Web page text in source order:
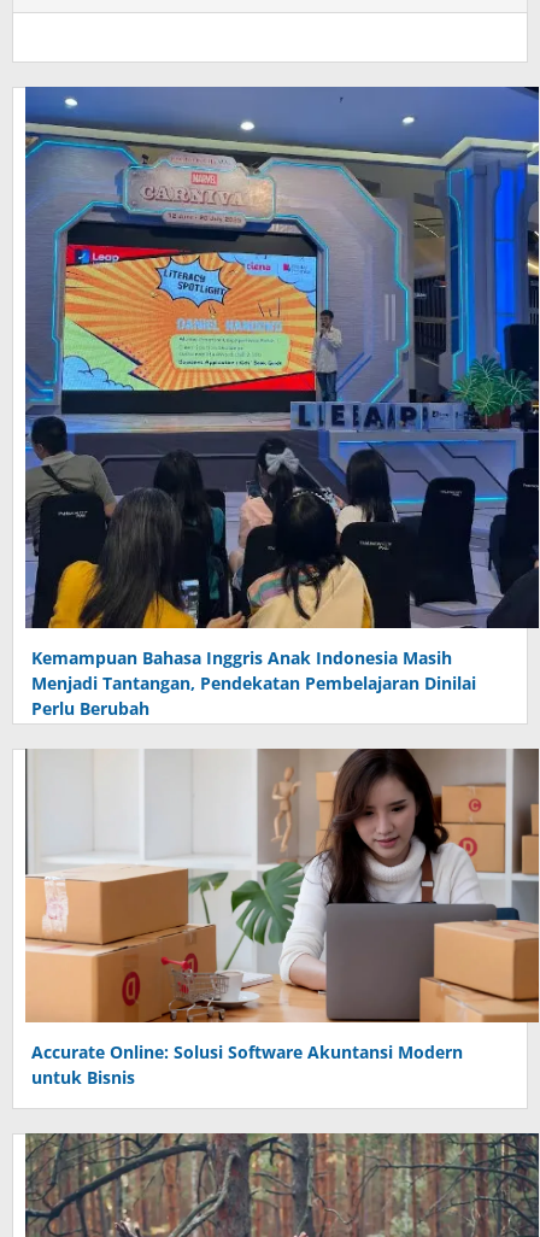
Kemampuan Bahasa Inggris Anak Indonesia Masih
Menjadi Tantangan, Pendekatan Pembelajaran Dinilai
Perlu Berubah
Accurate Online: Solusi Software Akuntansi Modern
untuk Bisnis